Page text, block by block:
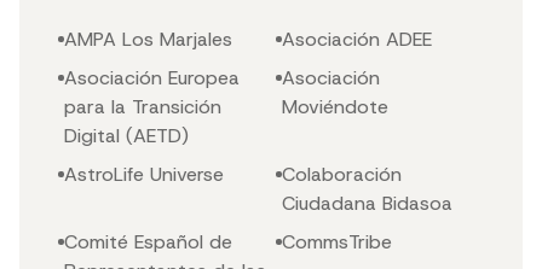
AMPA Los Marjales
Asociación ADEE
Asociación Europea
para la Transición
Digital (AETD)
Asociación
Moviéndote
AstroLife Universe
Colaboración
Ciudadana Bidasoa
Comité Español de
CommsTribe